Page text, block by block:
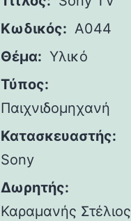
Κωδικός: A044
Θέμα: Υλικό
Τύπος:
Παιχνιδομηχανή
Κατασκευαστής:
Sony
Δωρητής:
Καραμανής Στέλιος